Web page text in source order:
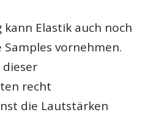
Elastik auch noch
vornehmen.
dieser
recht
die Lautstärken